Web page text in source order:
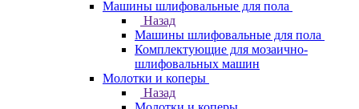
Машины шлифовальные для пола
Назад
Машины шлифовальные для пола
Комплектующие для мозаично-
шлифовальных машин
Молотки и коперы
Назад